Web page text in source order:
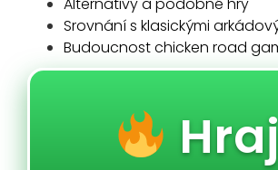
Srovnání s klasickými
Budoucnost chicken road